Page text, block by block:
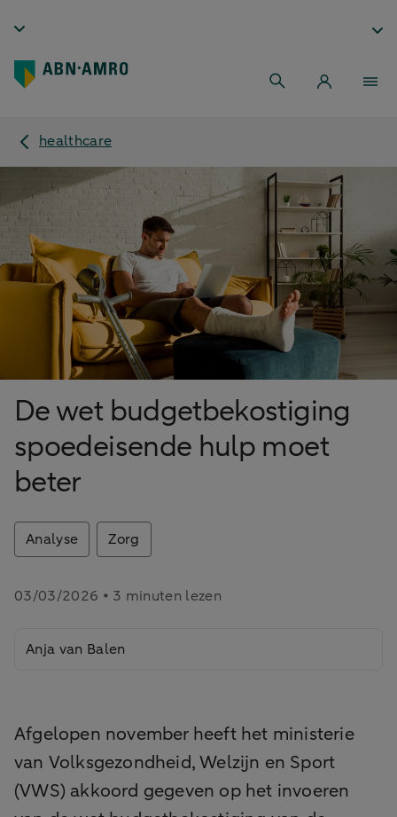
healthcare
De wet budgetbekostiging
spoedeisende hulp moet
beter
Analyse Zorg
03/03/2026 • 3 minuten lezen
Anja van Balen
Afgelopen november heeft het ministerie
van Volksgezondheid, Welzijn en Sport
(VWS) akkoord gegeven op het invoeren